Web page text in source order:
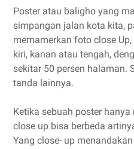
Poster atau baligho yang
simpangan jalan kota kita,
memamerkan foto close
kiri, kanan atau tengah,
sekitar 50 persen halaman.
tanda lainnya.
Ketika sebuah poster
close up bisa berbeda
Yang close- up